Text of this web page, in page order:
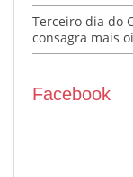
Terceiro dia do
consagra mais
Facebook